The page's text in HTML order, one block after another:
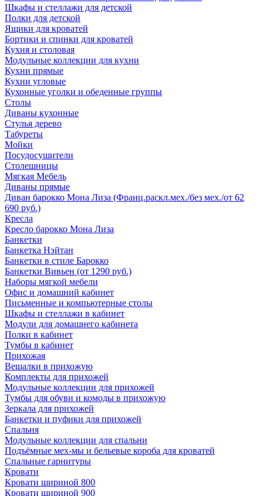
Шкафы и стеллажи для детской
Полки для детской
Ящики для кроватей
Бортики и спинки для кроватей
Кухня и столовая
Модульные коллекции для кухни
Кухни прямые
Кухни угловые
Кухонные уголки и обеденные группы
Столы
Диваны кухонные
Стулья дерево
Табуреты
Мойки
Посудосушители
Столешницы
Мягкая Мебель
Диваны прямые
Диван барокко Мона Лиза (Франц.раскл.мех./без мех./от 62
690 руб.)
Кресла
Кресло барокко Мона Лиза
Банкетки
Банкетка Нэйтан
Банкетки в стиле Барокко
Банкетки Вивьен (от 1290 руб.)
Наборы мягкой мебели
Офис и домашний кабинет
Письменные и компьютерные столы
Шкафы и стеллажи в кабинет
Модули для домашнего кабинета
Полки в кабинет
Тумбы в кабинет
Прихожая
Вешалки в прихожую
Комплекты для прихожей
Модульные коллекции для прихожей
Тумбы для обуви и комоды в прихожую
Зеркала для прихожей
Банкетки и пуфики для прихожей
Спальня
Модульные коллекции для спальни
Подъёмные мех-мы и бельевые короба для кроватей
Спальные гарнитуры
Кровати
Кровати шириной 800
Кровати шириной 900